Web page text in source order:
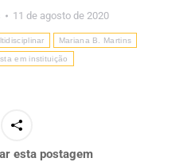
11 de agosto de 2020
Mariana B. Martins
em instituição
esta postagem